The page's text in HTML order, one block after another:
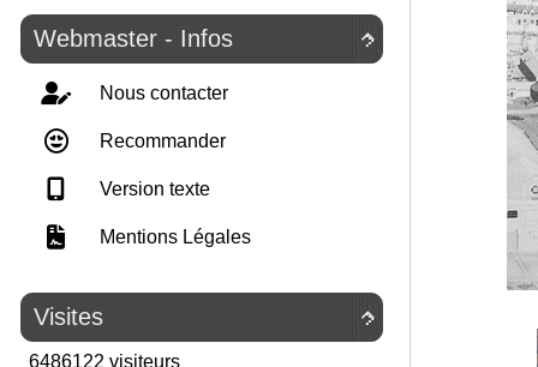

Webmaster - Infos
Nous contacter
Recommander
Version texte
Mentions Légales

Visites
6486122 visiteurs